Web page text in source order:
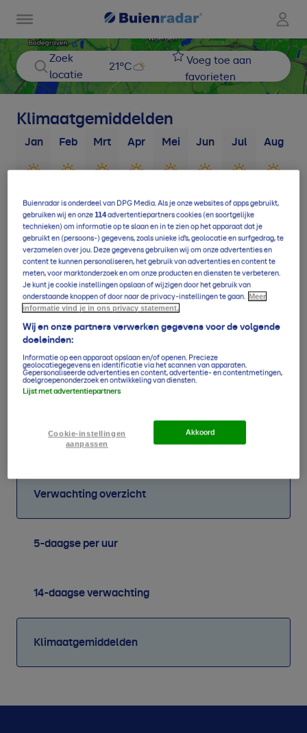
Zoek
locatie
21°C
Voeg toe aan
favorieten
Verwachting overzicht
5-daagse per uur
14-daagse verwachting
Klimaatgemiddelden
Klimaatgemiddelden
Jan
9d
Feb
11d
mm
Mrt
13d
mm
Apr
16d
Mei
17d
53
Jun
17d
59
mm
Jul
19d
66
Aug
Buienradar is onderdeel van DPG Media. Als je onze websites of apps gebruikt,
gebruiken wij en onze114advertentiepartners cookies (en soortgelijke
technieken) om informatie op te slaan en in te zien op het apparaat dat je
gebruikt en (persoons-) gegevens, zoals unieke id’s, geolocatie en surfgedrag, te
verzamelen over jou. Deze gegevens gebruiken wij om onze advertenties en
content te kunnen personaliseren, het gebruik van advertenties en content te
meten, voor marktonderzoek en om onze producten en diensten te verbeteren.
Je kunt je cookie instellingen opslaan of wijzigen door het gebruik van
onderstaande knoppen of door naar de privacy-instellingen te gaan. Meer
informatie vind je in ons privacy statement.
Wij en onze partners verwerken gegevens voor de volgende
doeleinden:
Informatie op een apparaat opslaan en/of openen. Precieze
geolocatiegegevens en identificatie via het scannen van apparaten.
Gepersonaliseerde advertenties en content, advertentie- en contentmetingen,
doelgroepenonderzoek en ontwikkeling van diensten.
Lijst met advertentiepartners
Cookie-instellingen
aanpassen
Akkoord